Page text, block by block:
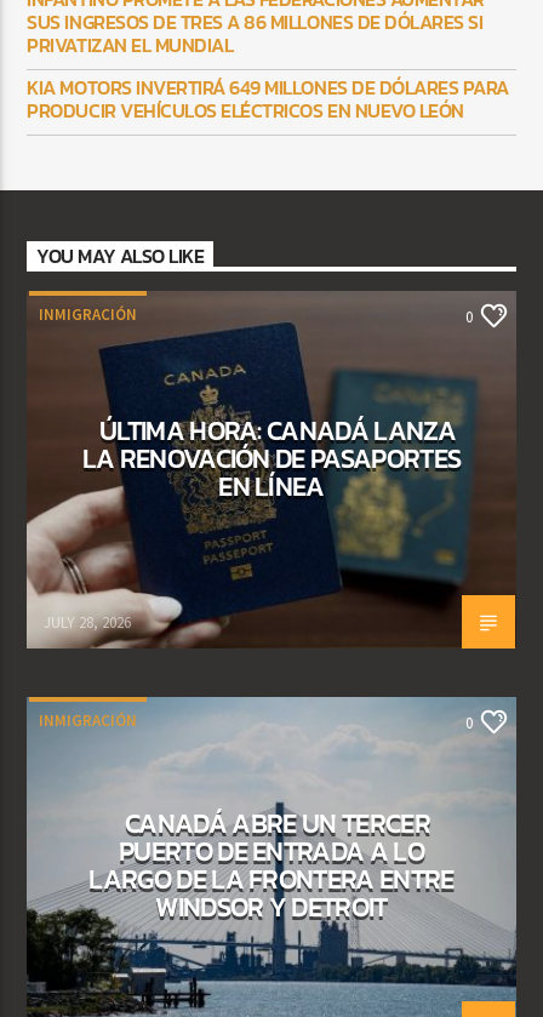
SUS INGRESOS DE TRES A 86 MILLONES DE DÓLARES SI
PRIVATIZAN EL MUNDIAL
KIA MOTORS INVERTIRÁ 649 MILLONES DE DÓLARES PARA
PRODUCIR VEHÍCULOS ELÉCTRICOS EN NUEVO LEÓN
YOU MAY ALSO LIKE
INMIGRACIÓN 0
ÚLTIMA HORA: CANADÁ LANZA
LA RENOVACIÓN DE PASAPORTES
EN LÍNEA
JULY 28, 2026
INMIGRACIÓN 0
CANADÁ ABRE UN TERCER
PUERTO DE ENTRADA A LO
LARGO DE LA FRONTERA ENTRE
WINDSOR Y DETROIT